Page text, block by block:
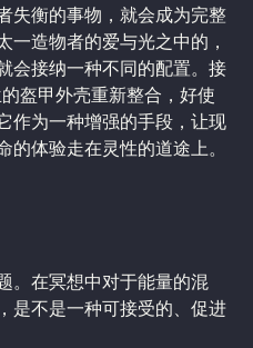
失衡的事物，就会成为完整
一造物者的爱与光之中的，
会接纳一种不同的配置。接
盔甲外壳重新整合，好使
作为一种增强的手段，让现
体验走在灵性的道途上。
。在冥想中对于能量的混
是不是一种可接受的、促进